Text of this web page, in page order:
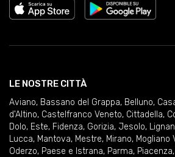
LE NOSTRE CITTÀ
Aviano, Bassano del Grappa, Belluno,
d'Altino, Castelfranco Veneto, Cittadella,
Dolo, Este, Fidenza, Gorizia, Jesolo,
Lucca, Mantova, Mestre, Mirano, Mogliano
Oderzo, Paese e Istrana, Parma, Piacenza,